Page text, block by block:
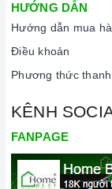
HƯỚNG DẪN
Hướng dẫn mua
Điều khoản
Phương thức
KÊNH
FANPAGE